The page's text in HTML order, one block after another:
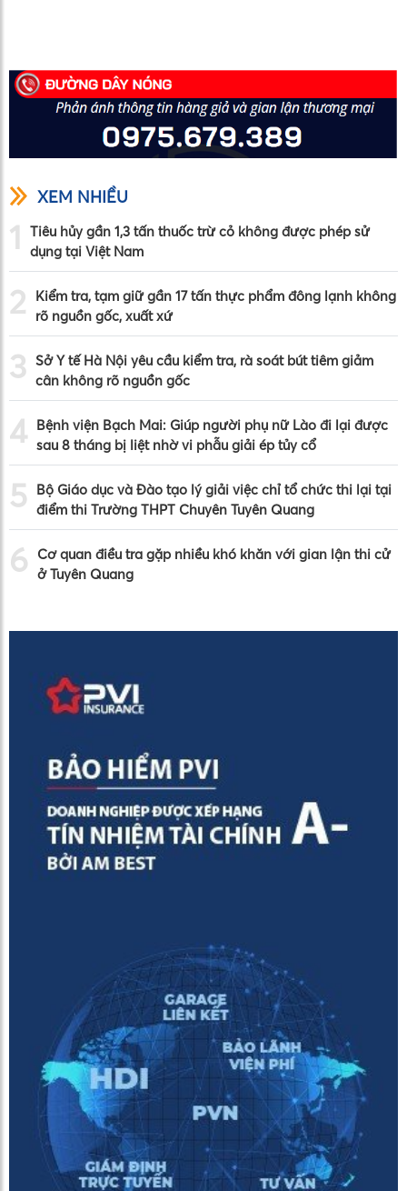
XEM NHIỀU
1
Tiêu hủy gần 1,3 tấn thuốc trừ cỏ không được phép sử
dụng tại Việt Nam
2
Kiểm tra, tạm giữ gần 17 tấn thực phẩm đông lạnh không
rõ nguồn gốc, xuất xứ
3 Sở Y tế Hà Nội yêu cầu kiểm tra, rà soát bút tiêm giảm
cân không rõ nguồn gốc
4 Bệnh viện Bạch Mai: Giúp người phụ nữ Lào đi lại được
sau 8 tháng bị liệt nhờ vi phẫu giải ép tủy cổ
5
Bộ Giáo dục và Đào tạo lý giải việc chỉ tổ chức thi lại tại
điểm thi Trường THPT Chuyên Tuyên Quang
6
Cơ quan điều tra gặp nhiều khó khăn với gian lận thi cử
ở Tuyên Quang